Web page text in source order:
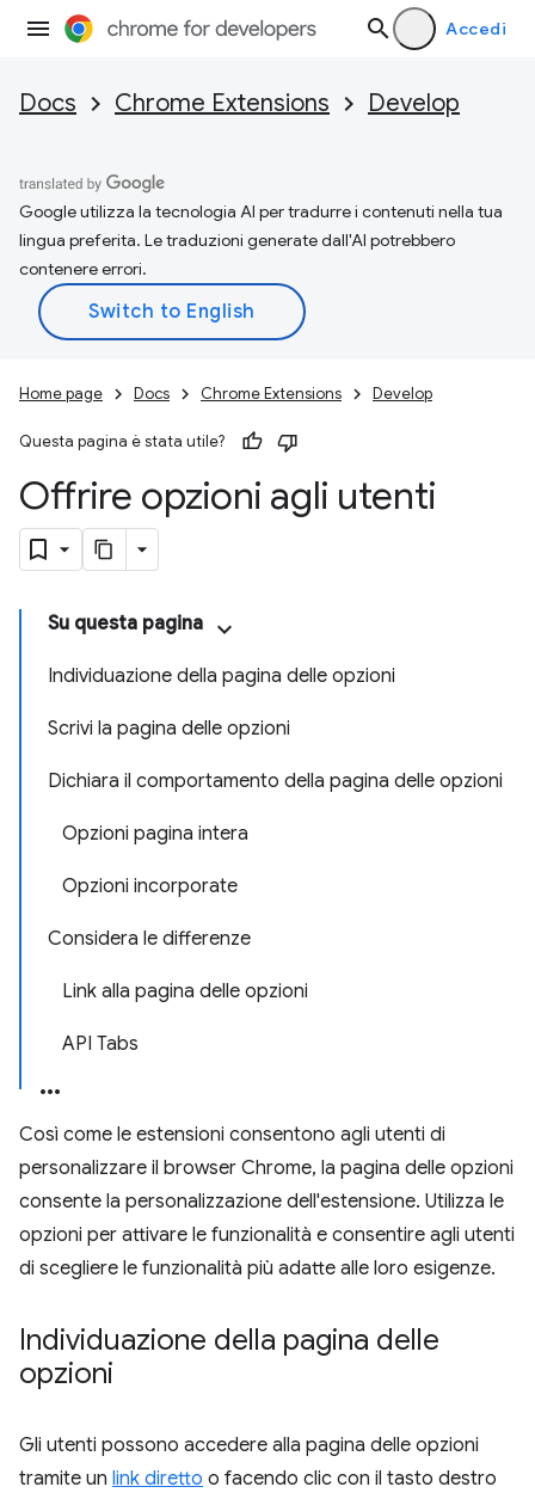
Accedi
Docs Chrome Extensions Develop
Google utilizza la tecnologia AI per tradurre i contenuti nella tua
lingua preferita. Le traduzioni generate dall'AI potrebbero
contenere errori.
Home page Docs Chrome Extensions Develop
Questa pagina è stata utile?
Offrire opzioni agli utenti
Su questa pagina
Individuazione della pagina delle opzioni
Scrivi la pagina delle opzioni
Dichiara il comportamento della pagina delle opzioni
Opzioni pagina intera
Opzioni incorporate
Considera le differenze
Link alla pagina delle opzioni
API Tabs
Così come le estensioni consentono agli utenti di
personalizzare il browser Chrome, la pagina delle opzioni
consente la personalizzazione dell'estensione. Utilizza le
opzioni per attivare le funzionalità e consentire agli utenti
di scegliere le funzionalità più adatte alle loro esigenze.
Individuazione della pagina delle
opzioni
Gli utenti possono accedere alla pagina delle opzioni
tramite un link diretto o facendo clic con il tasto destro